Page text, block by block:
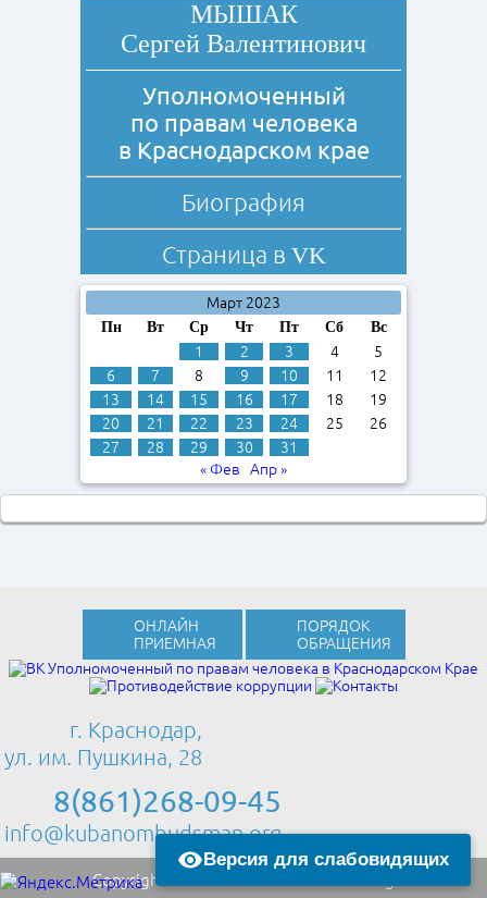
МЫШАК
Сергей Валентинович
Уполномоченный
по правам человека
в Краснодарском крае
Биография
Страница в VK
Март 2023
Пн Вт Ср Чт Пт Сб Вс
1 2 3 4
5
6
7 8 9 10 11
12
13
14 15 16 17 18
19
20
21 22 23 24 25
26
27
28 29 30
31
« Фев
Апр »
ОНЛАЙН
ПРИЕМНАЯ
ПОРЯДОК
ОБРАЩЕНИЯ
г. Краснодар,
ул. им. Пушкина, 28
8(861)268-09-45
info@kubanombudsman.org
Copyright © 2013 Kubanombudsman.org
Версия для слабовидящих